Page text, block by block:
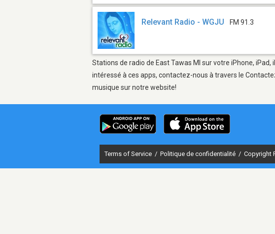
Relevant Radio - WGJU FM 91.3
Stations de radio de East Tawas MI sur votre iPhone,
intéressé à ces apps, contactez-nous à travers le
musique sur notre website!
Terms of Service / Politique de confidentialité / Copyright